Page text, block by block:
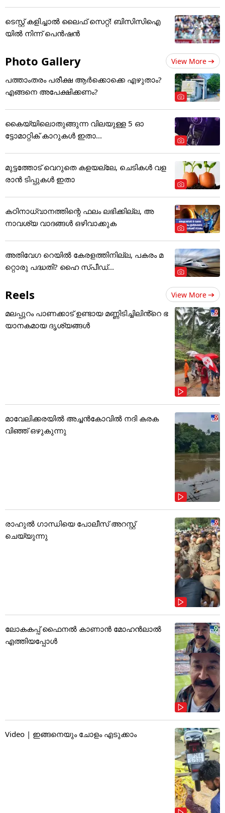
ടെസ്റ്റ് കളിച്ചാല്‍ ലൈഫ് സെറ്റ്! ബിസിസിഐ
യില്‍ നിന്ന് പെന്‍ഷന്‍
Photo Gallery View More
പത്താംതരം പരീക്ഷ ആര്‍ക്കൊക്കെ എഴുതാം?
എങ്ങനെ അപേക്ഷിക്കണം?
കൈയ്യിലൊതുങ്ങുന്ന വിലയുള്ള 5 ഓ
ട്ടോമാറ്റിക് കാറുകൾ ഇതാ...
മുട്ടത്തോട് വെറുതെ കളയല്ലേ, ചെടികൾ വള
രാൻ ടിപ്പുകൾ ഇതാ
കഠിനാധ്വാനത്തിന്റെ ഫലം ലഭിക്കില്ല, അ
നാവശ്യ വാദങ്ങൾ ഒഴിവാക്കുക
അതിവേഗ റെയില്‍ കേരളത്തിനില്ല, പകരം മ
റ്റൊരു പദ്ധതി? ഹൈ സ്പീഡ്...
Reels View More
മലപ്പുറം പാണക്കാട് ഉണ്ടായ മണ്ണിടിച്ചിലിൻ്റെ ഭ
യാനകമായ ദൃശ്യങ്ങൾ
മാവേലിക്കരയിൽ അച്ചൻകോവിൽ നദി കരക
വിഞ്ഞ് ഒഴുകുന്നു
രാഹുൽ ഗാന്ധിയെ പോലീസ് അറസ്റ്റ്
ചെയ്യുന്നു
ലോകകപ്പ് ഫൈനൽ കാണാൻ മോഹൻലാൽ
എത്തിയപ്പോൾ
Video | ഇങ്ങനെയും ചോളം എടുക്കാം